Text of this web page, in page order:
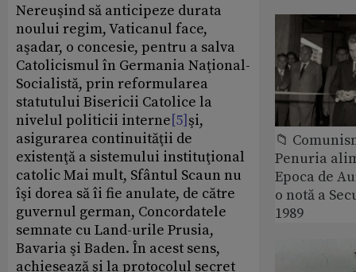
Nereuşind să anticipeze durata
noului regim, Vaticanul face,
aşadar, o concesie, pentru a salva
Catolicismul în Germania Naţional-
Socialistă, prin reformularea
statutului Bisericii Catolice la
nivelul politicii interne[5] şi,
asigurarea continuităţii de
existenţă a sistemului instituţional
catolic Mai mult, Sfântul Scaun nu
îşi dorea să îi fie anulate, de către
guvernul german, Concordatele
semnate cu Land-urile Prusia,
Bavaria şi Baden. În acest sens,
achiesează şi la protocolul secret
📁
Penuria
Epoca de
o notă a
1989